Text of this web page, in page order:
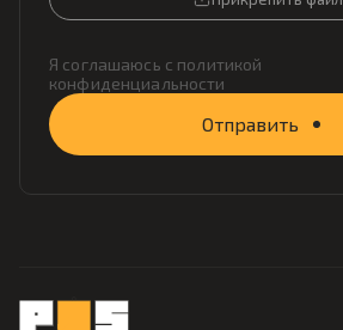
Отправить
Я соглашаюсь с политикой
конфиденциальности